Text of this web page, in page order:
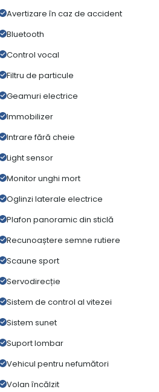
Avertizare în caz de accident
Bluetooth
Control vocal
Filtru de particule
Geamuri electrice
Immobilizer
Intrare fără cheie
Light sensor
Monitor unghi mort
Oglinzi laterale electrice
Plafon panoramic din sticlă
Recunoaștere semne rutiere
Scaune sport
Servodirecție
Sistem de control al vitezei
Sistem sunet
Suport lombar
Vehicul pentru nefumători
Volan încălzit